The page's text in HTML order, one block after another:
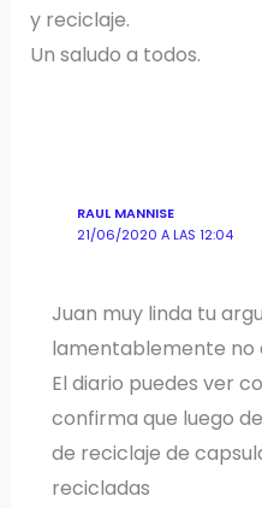
y reciclaje.
Un saludo a todos.
RAUL MANNISE
21/06/2020 A LAS 12:04
Juan muy linda tu
lamentablemente no
El diario puedes ver
confirma que luego
de reciclaje de
recicladas